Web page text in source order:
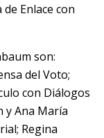
Enlace con
son:
del Voto;
con Diálogos
y Ana María
Regina